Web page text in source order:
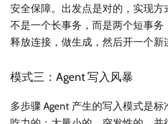
安全保障。出发点是对的，实现方
不是一个长事务，而是两个短事务
释放连接，做生成，然后开一个新
模式三：Agent 写入风暴
多步骤 Agent 产生的写入模式是